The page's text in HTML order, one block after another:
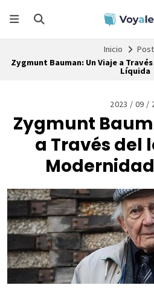
Inicio
Post
Zygmunt Bauman: Un Viaje a
Líquida
2023 / 09 /
Zygmunt
a Través del